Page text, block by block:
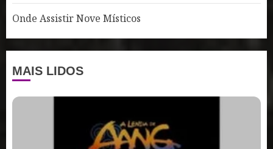
Onde Assistir Nove Místicos
MAIS LIDOS